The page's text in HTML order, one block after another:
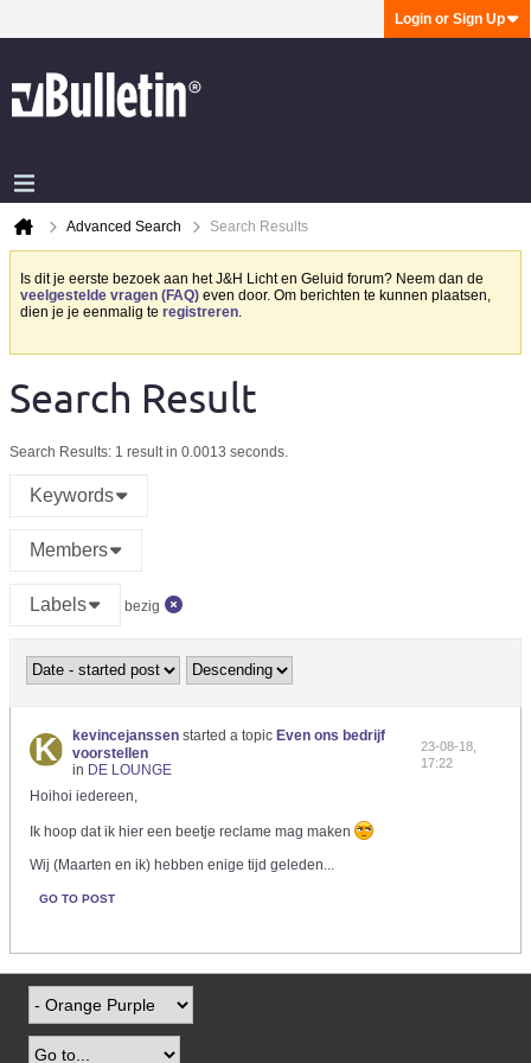
Login or Sign Up
Advanced Search Search Results
Is dit je eerste bezoek aan het J&H Licht en Geluid forum? Neem dan de
veelgestelde vragen (FAQ) even door. Om berichten te kunnen plaatsen,
dien je je eenmalig te registreren.
Search Result
Search Results: 1 result in 0.0013 seconds.
Keywords
Members
Labels bezig
kevincejanssen started a topic Even ons bedrijf
voorstellen
in DE LOUNGE
23-08-18,
17:22
Hoihoi iedereen,
Ik hoop dat ik hier een beetje reclame mag maken
Wij (Maarten en ik) hebben enige tijd geleden...
GO TO POST